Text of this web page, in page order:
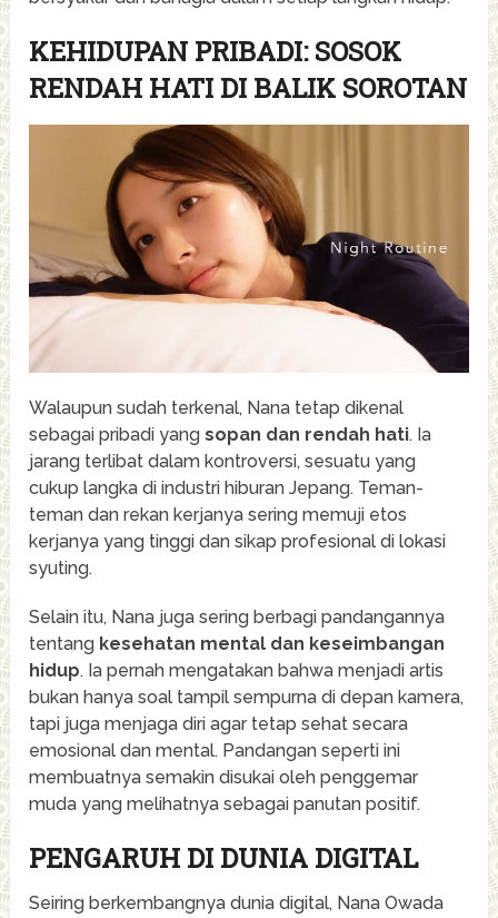
KEHIDUPAN PRIBADI: SOSOK
RENDAH HATI DI BALIK SOROTAN
Walaupun sudah terkenal, Nana tetap dikenal
sebagai pribadi yangsopan dan rendah hati. Ia
jarang terlibat dalam kontroversi, sesuatu yang
cukup langka di industri hiburan Jepang. Teman-
teman dan rekan kerjanya sering memuji etos
kerjanya yang tinggi dan sikap profesional di lokasi
syuting.
Selain itu, Nana juga sering berbagi pandangannya
tentang kesehatan mental dan keseimbangan
hidup. Ia pernah mengatakan bahwa menjadi artis
bukan hanya soal tampil sempurna di depan kamera,
tapi juga menjaga diri agar tetap sehat secara
emosional dan mental. Pandangan seperti ini
membuatnya semakin disukai oleh penggemar
muda yang melihatnya sebagai panutan positif.
PENGARUH DI DUNIA DIGITAL
Seiring berkembangnya dunia digital, Nana Owada